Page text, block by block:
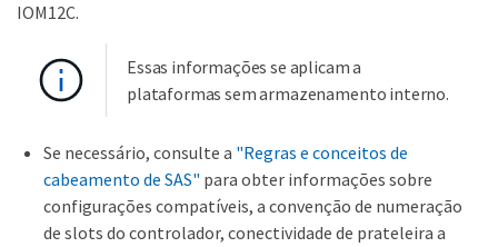
IOM12C.
Essas informações se aplicam a
plataformas sem armazenamento interno.
Se necessário, consulte a "Regras e conceitos de
cabeamento de SAS" para obter informações sobre
configurações compatíveis, a convenção de numeração
de slots do controlador, conectividade de prateleira a